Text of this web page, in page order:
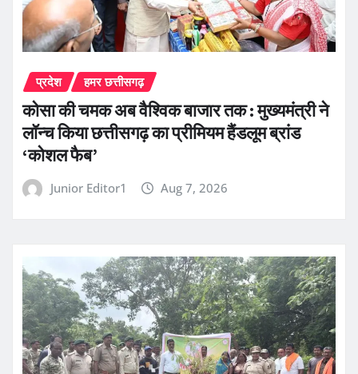
प्रदेश हमर छत्तीसगढ़
कोसा की चमक अब वैश्विक बाजार तक : मुख्यमंत्री ने
लॉन्च किया छत्तीसगढ़ का प्रीमियम हैंडलूम ब्रांड
‘कोशल फैब’
Junior Editor1 Aug 7, 2026